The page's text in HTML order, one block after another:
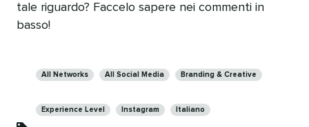
tale riguardo? Faccelo sapere nei commenti in
basso!
All Networks All Social Media Branding & Creative
Experience Level Instagram Italiano